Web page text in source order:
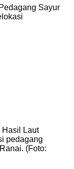
Sayur
Hasil Laut
pedagang
(Foto: